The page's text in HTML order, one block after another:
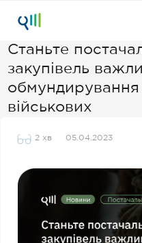
Станьте
закупівель
обмундирування
військових
2 хв 05.04.2023